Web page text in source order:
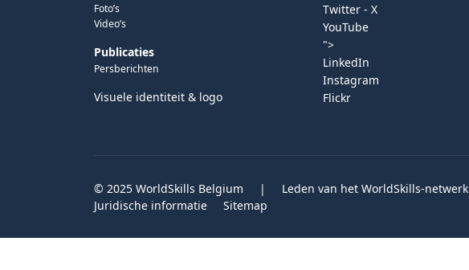
Foto’s
Video’s
Publicaties
Persberichten
Visuele identiteit & logo
Twitter - X
YouTube
">
LinkedIn
Instagram
Flickr
© 2025 WorldSkills Belgium | Leden van het WorldSkills-netwerk
Juridische informatie
Sitemap